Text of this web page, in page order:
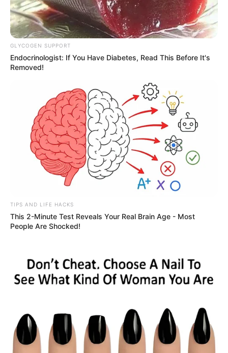
GLYCOGEN SUPPORT
Endocrinologist: If You Have Diabetes, Read This Before It's
Removed!
TIPS AND LIFE HACKS
This 2-Minute Test Reveals Your Real Brain Age - Most
People Are Shocked!